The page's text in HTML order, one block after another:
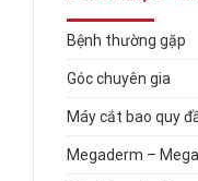
Bệnh thường gặp
Góc chuyên gia
Máy cắt bao quy
Megaderm –